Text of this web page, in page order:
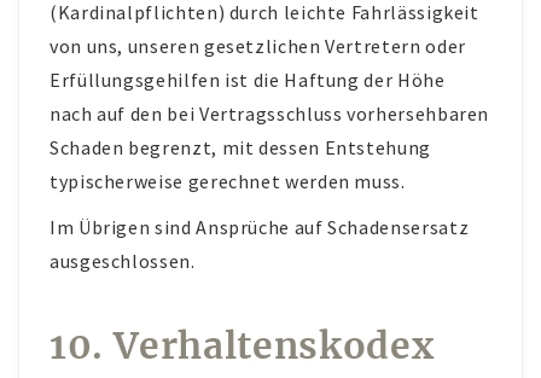
(Kardinalpflichten) durch leichte Fahrlässigkeit
von uns, unseren gesetzlichen Vertretern oder
Erfüllungsgehilfen ist die Haftung der Höhe
nach auf den bei Vertragsschluss vorhersehbaren
Schaden begrenzt, mit dessen Entstehung
typischerweise gerechnet werden muss.
Im Übrigen sind Ansprüche auf Schadensersatz
ausgeschlossen.
10. Verhaltenskodex